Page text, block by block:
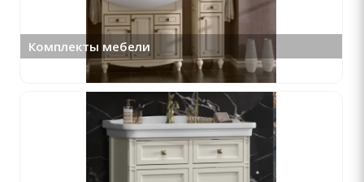
Комплекты мебели